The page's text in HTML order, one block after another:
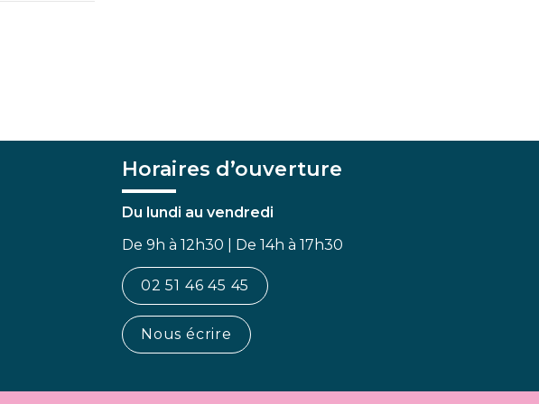
Horaires d’ouverture
Du lundi au vendredi
De 9h à 12h30 | De 14h à 17h30
02 51 46 45 45
Nous écrire